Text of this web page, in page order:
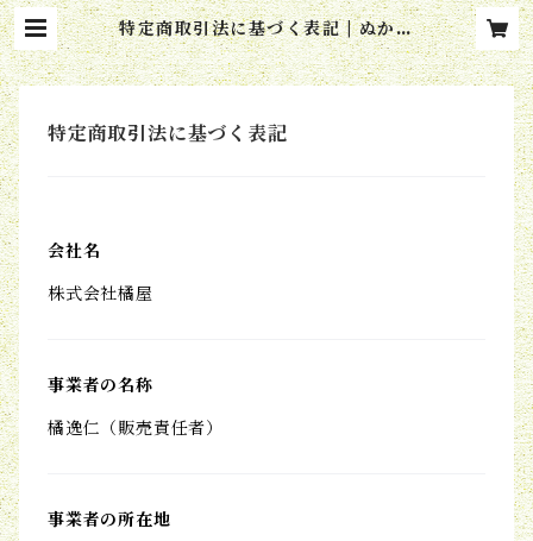
特定商取引法に基づく表記 | ぬかだ
き 橘屋
特定商取引法に基づく表記
会社名
株式会社橘屋
事業者の名称
橘逸仁（販売責任者）
事業者の所在地